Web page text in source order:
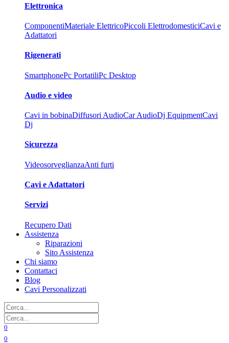
Elettronica
ComponentiMateriale ElettricoPiccoli ElettrodomesticiCavi e
Adattatori
Rigenerati
SmartphonePc PortatiliPc Desktop
Audio e video
Cavi in bobinaDiffusori AudioCar AudioDj EquipmentCavi
Dj
Sicurezza
VideosorveglianzaAnti furti
Cavi e Adattatori
Servizi
Recupero Dati
Assistenza
Riparazioni
Sito Assistenza
Chi siamo
Contattaci
Blog
Cavi Personalizzati
0
0